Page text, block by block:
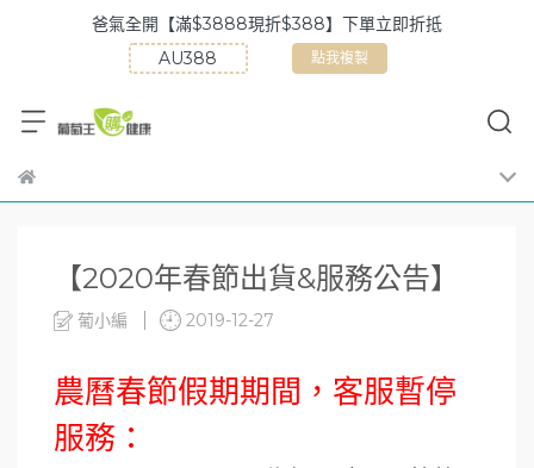
爸氣全開【滿$3888現折$388】下單立即折抵
點我複製
【2020年春節出貨&服務公告】
葡小編 2019-12-27
農曆春節假期期間，客服暫停
服務：